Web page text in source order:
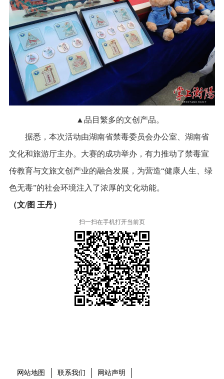
▲品目繁多的文创产品。
据悉，本次活动由湖南省禁毒委员会办公室、湖南省
文化和旅游厅主办。大赛的成功举办，有力推动了禁毒宣
传教育与文旅文创产业的融合发展，为营造“健康人生、绿
色无毒”的社会环境注入了浓厚的文化动能。
（文/图 王丹）
扫一扫在手机打开当前页
网站地图 联系我们 网站声明